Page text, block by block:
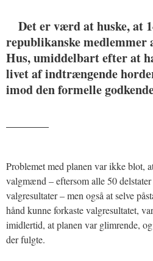
Det er værd at huske, at
republikanske medlemmer
Hus, umiddelbart efter at
livet af indtrængende
imod den formelle
Problemet med planen var ikke blot,
valgmænd – eftersom alle 50
valgresultater – men også at selve
hånd kunne forkaste valgresultatet,
imidlertid, at planen var glimrende,
der fulgte.